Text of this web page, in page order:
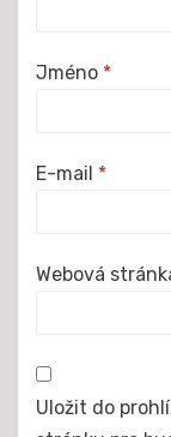
Jméno *
E-mail *
Webová
Uložit do